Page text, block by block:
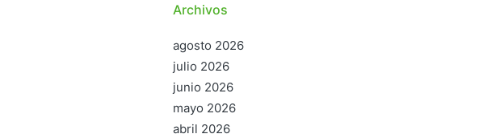
Archivos
agosto 2026
julio 2026
junio 2026
mayo 2026
abril 2026